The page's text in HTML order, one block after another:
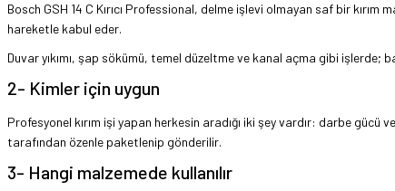
Bosch GSH 14 C Kırıcı Professional, delme işlevi olmayan saf bir
hareketle kabul eder.
Duvar yıkımı, şap sökümü, temel düzeltme ve kanal açma gibi işlerde;
2- Kimler için uygun
Profesyonel kırım işi yapan herkesin aradığı iki şey vardır: darbe
tarafından özenle paketlenip gönderilir.
3- Hangi malzemede kullanılır